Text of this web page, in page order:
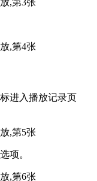
进入播放记录页
项。